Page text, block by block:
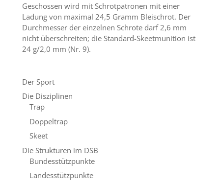
Geschossen wird mit Schrotpatronen mit einer
Ladung von maximal 24,5 Gramm Bleischrot. Der
Durchmesser der einzelnen Schrote darf 2,6 mm
nicht überschreiten; die Standard-Skeetmunition ist
24 g/2,0 mm (Nr. 9).
Der Sport
Die Disziplinen
Trap
Doppeltrap
Skeet
Die Strukturen im DSB
Bundesstützpunkte
Landesstützpunkte